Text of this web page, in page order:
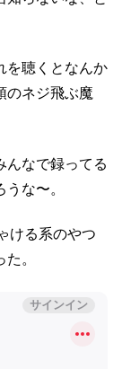
を聴くとなんか
のネジ飛ぶ魔
んなで録ってる
な〜。
ける系のやつ
。